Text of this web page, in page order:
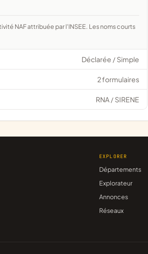
Déclarée / Simple
2 formulaires
RNA / SIRENE
EXPLORER
Départements
Explorateur
Annonces
Réseaux